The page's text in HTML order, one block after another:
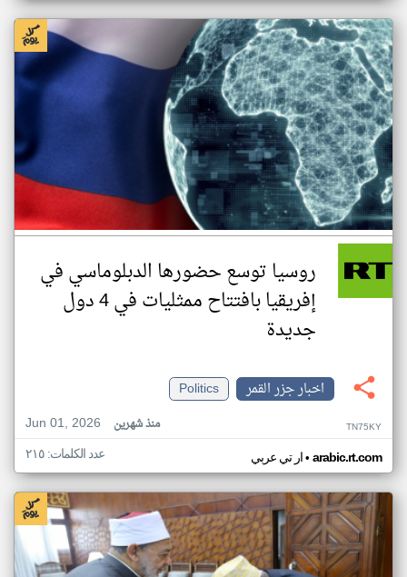
روسيا توسع حضورها الدبلوماسي في
إفريقيا بافتتاح ممثليات في 4 دول
جديدة
اخبار جزر القمر
Politics
Jun 01, 2026
منذ شهرين TN75KY
ار تي عربي• arabic.rt.com عدد الكلمات: ٢١٥